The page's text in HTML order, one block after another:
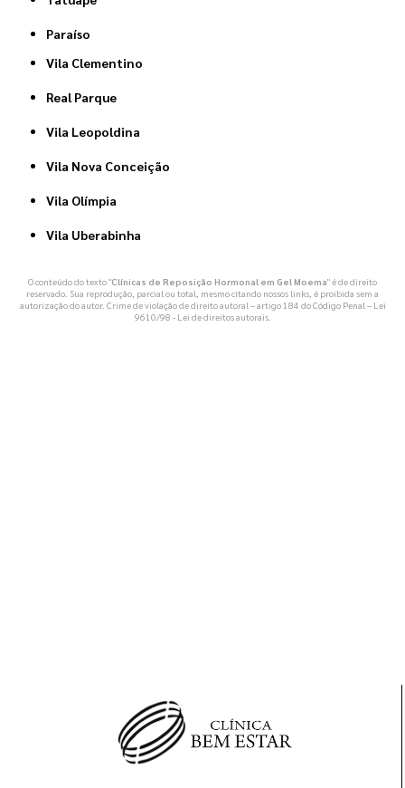
Paraíso
Vila Clementino
Real Parque
Vila Leopoldina
Vila Nova Conceição
Vila Olímpia
Vila Uberabinha
O conteúdo do texto "Clínicas de Reposição Hormonal em Gel Moema" é de direito
reservado. Sua reprodução, parcial ou total, mesmo citando nossos links, é proibida sem a
autorização do autor. Crime de violação de direito autoral – artigo 184 do Código Penal – Lei
9610/98 - Lei de direitos autorais.